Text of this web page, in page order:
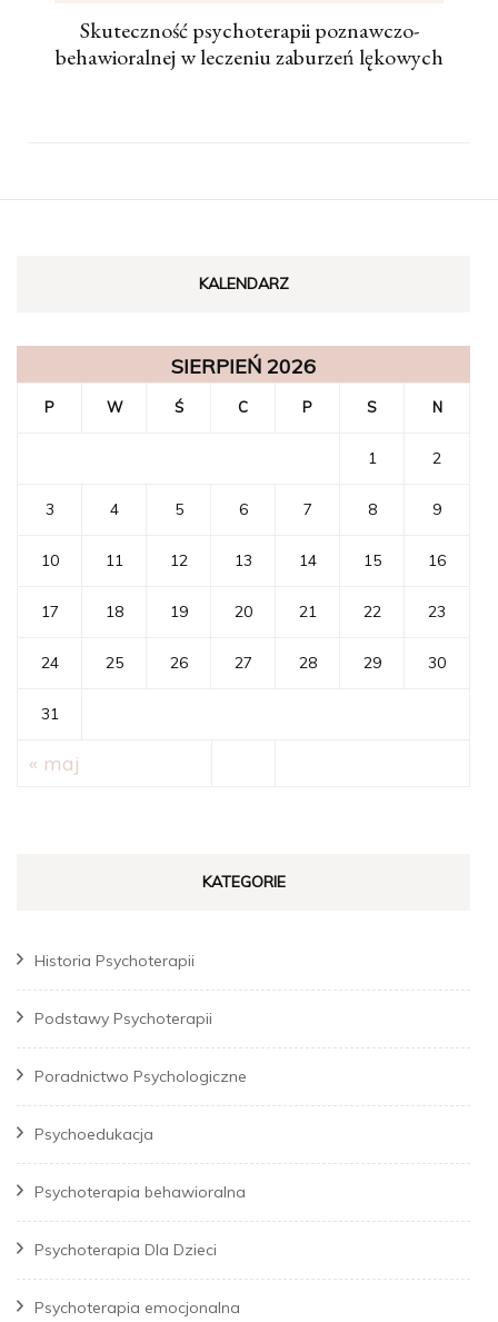
Skuteczność psychoterapii poznawczo-
behawioralnej w leczeniu zaburzeń lękowych
KALENDARZ
SIERPIEŃ 2026
P W Ś C P S N
1 2
3 4 5 6 7 8 9
10 11 12 13 14 15 16
17 18 19 20 21 22 23
24 25 26 27 28 29 30
31
« maj
KATEGORIE
Historia Psychoterapii
Podstawy Psychoterapii
Poradnictwo Psychologiczne
Psychoedukacja
Psychoterapia behawioralna
Psychoterapia Dla Dzieci
Psychoterapia emocjonalna